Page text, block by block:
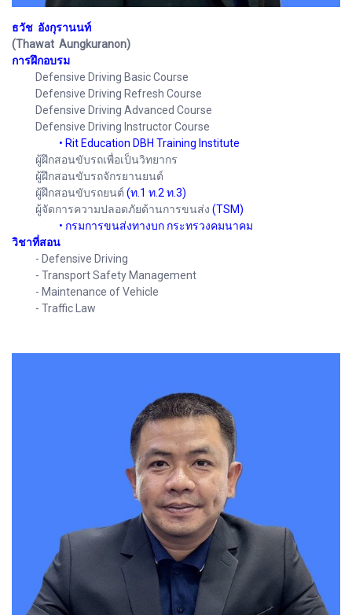
ธวัช อังกุรานนท์
(Thawat Aungkuranon)
การฝึกอบรม
Defensive Driving Basic Course
Defensive Driving Refresh Course
Defensive Driving Advanced Course
Defensive Driving Instructor Course
• Rit Education DBH Training Institute
ผู้ฝึกสอนขับรถเพื่อเป็นวิทยากร
ผู้ฝึกสอนขับรถจักรยานยนต์
ผู้ฝึกสอนขับรถยนต์ (ท.1 ท.2 ท.3)
ผู้จัดการความปลอดภัยด้านการขนส่ง (TSM)
• กรมการขนส่งทางบก กระทรวงคมนาคม
วิชาที่สอน
- Defensive Driving
- Transport Safety Management
- Maintenance of Vehicle
- Traffic Law